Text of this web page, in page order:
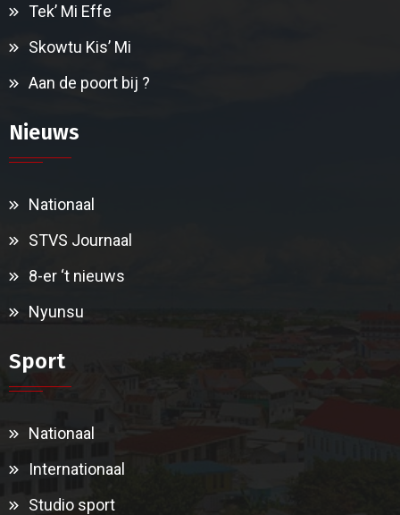
Tek’ Mi Effe
Skowtu Kis’ Mi
Aan de poort bij ?
Nieuws
Nationaal
STVS Journaal
8-er ‘t nieuws
Nyunsu
Sport
Nationaal
Internationaal
Studio sport